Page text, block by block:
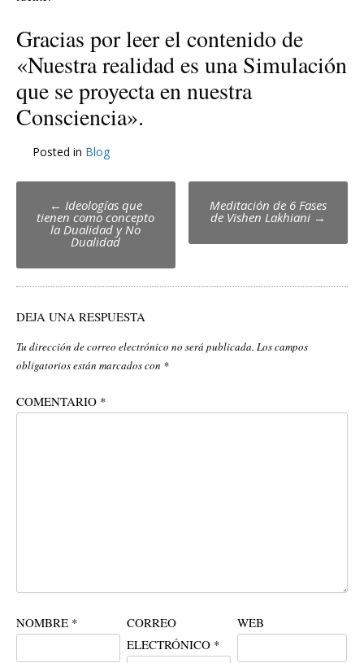
Gracias por leer el contenido de
«Nuestra realidad es una Simulación
que se proyecta en nuestra
Consciencia».
Posted in Blog
Post
navigation
← Ideologías que
tienen como concepto
la Dualidad y No
Dualidad
Meditación de 6 Fases
de Vishen Lakhiani →
DEJA UNA RESPUESTA
Tu dirección de correo electrónico no será publicada. Los campos
obligatorios están marcados con *
COMENTARIO *
NOMBRE *
CORREO
ELECTRÓNICO *
WEB